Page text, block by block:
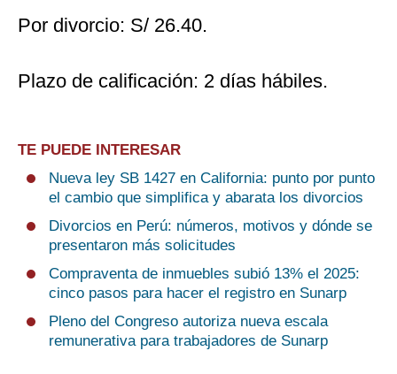
Por divorcio: S/ 26.40.
Plazo de calificación: 2 días hábiles.
TE PUEDE INTERESAR
Nueva ley SB 1427 en California: punto por punto
el cambio que simplifica y abarata los divorcios
Divorcios en Perú: números, motivos y dónde se
presentaron más solicitudes
Compraventa de inmuebles subió 13% el 2025:
cinco pasos para hacer el registro en Sunarp
Pleno del Congreso autoriza nueva escala
remunerativa para trabajadores de Sunarp